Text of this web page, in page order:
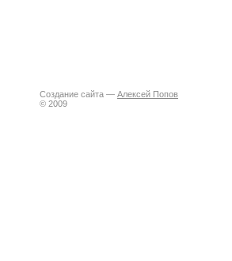
Создание сайта — Алексей Попов
© 2009